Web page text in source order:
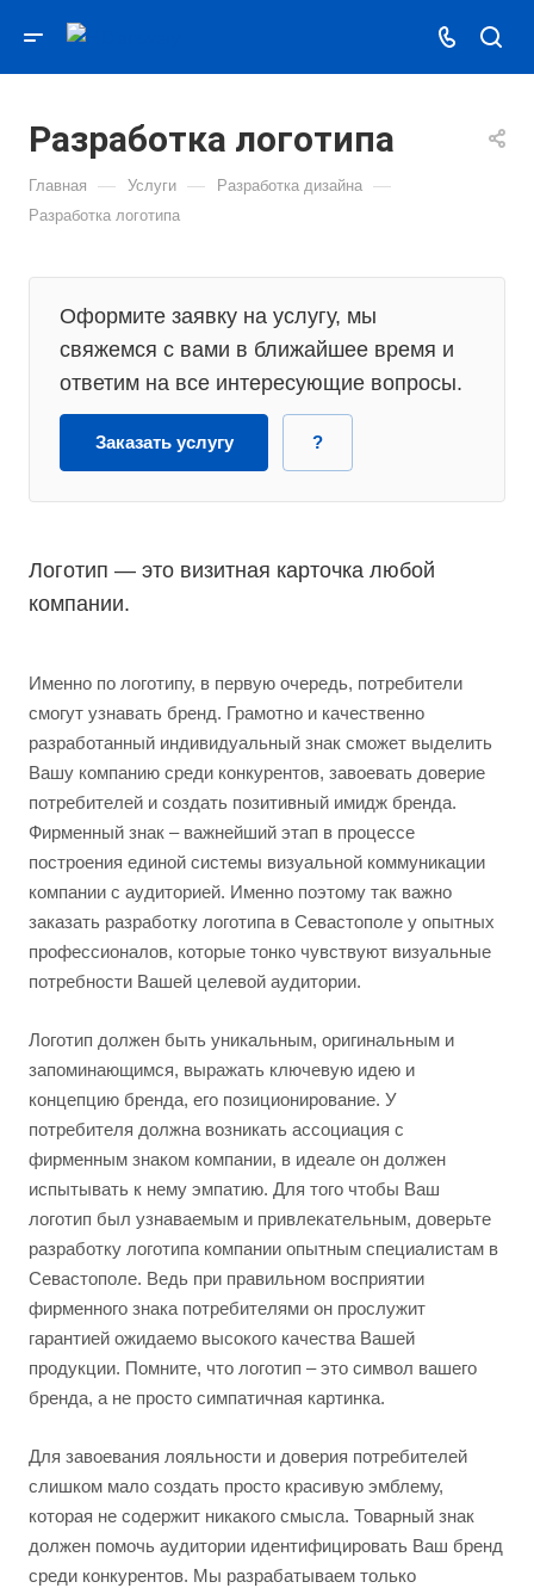
Разработка логотипа
Главная — Услуги — Разработка дизайна —
Разработка логотипа
Оформите заявку на услугу, мы
свяжемся с вами в ближайшее время и
ответим на все интересующие вопросы.
Заказать услугу ?
Логотип — это визитная карточка любой
компании.
Именно по логотипу, в первую очередь, потребители
смогут узнавать бренд. Грамотно и качественно
разработанный индивидуальный знак сможет выделить
Вашу компанию среди конкурентов, завоевать доверие
потребителей и создать позитивный имидж бренда.
Фирменный знак – важнейший этап в процессе
построения единой системы визуальной коммуникации
компании с аудиторией. Именно поэтому так важно
заказать разработку логотипа в Севастополе у опытных
профессионалов, которые тонко чувствуют визуальные
потребности Вашей целевой аудитории.
Логотип должен быть уникальным, оригинальным и
запоминающимся, выражать ключевую идею и
концепцию бренда, его позиционирование. У
потребителя должна возникать ассоциация с
фирменным знаком компании, в идеале он должен
испытывать к нему эмпатию. Для того чтобы Ваш
логотип был узнаваемым и привлекательным, доверьте
разработку логотипа компании опытным специалистам в
Севастополе. Ведь при правильном восприятии
фирменного знака потребителями он прослужит
гарантией ожидаемо высокого качества Вашей
продукции. Помните, что логотип – это символ вашего
бренда, а не просто симпатичная картинка.
Для завоевания лояльности и доверия потребителей
слишком мало создать просто красивую эмблему,
которая не содержит никакого смысла. Товарный знак
должен помочь аудитории идентифицировать Ваш бренд
среди конкурентов. Мы разрабатываем только